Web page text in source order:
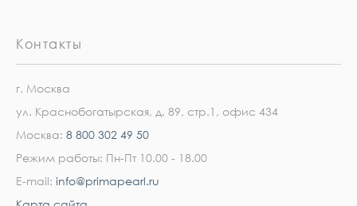
Контакты
г. Москва
ул. Краснобогатырская, д. 89, стр.1, офис 434
Москва: 8 800 302 49 50
Режим работы: Пн-Пт 10.00 - 18.00
E-mail: info@primapearl.ru